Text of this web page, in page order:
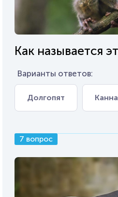
Как называется
Варианты ответов:
Долгопят Канна
7 вопрос